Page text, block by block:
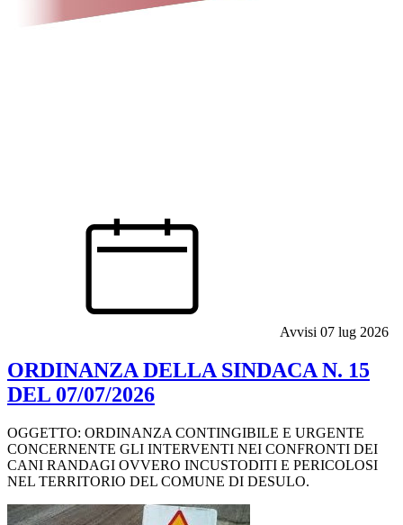
Avvisi 07 lug 2026
ORDINANZA DELLA SINDACA N. 15
DEL 07/07/2026
OGGETTO: ORDINANZA CONTINGIBILE E URGENTE
CONCERNENTE GLI INTERVENTI NEI CONFRONTI DEI
CANI RANDAGI OVVERO INCUSTODITI E PERICOLOSI
NEL TERRITORIO DEL COMUNE DI DESULO.